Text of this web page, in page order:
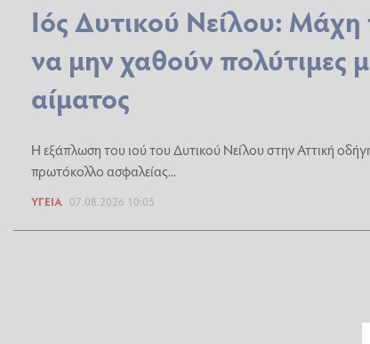
Ιός Δυτικού Νείλου:
να μην χαθούν πολύτιμες
αίματος
Η εξάπλωση του ιού του Δυτικού Νείλου στην Αττική
πρωτόκολλο ασφαλείας...
ΥΓΕΊΑ 07.08.2026 10:05